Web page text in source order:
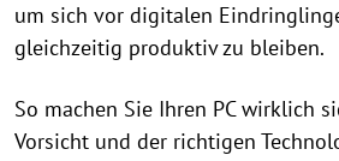
um sich vor digitalen
gleichzeitig produktiv zu bleiben.
So machen Sie Ihren PC wirklich
Vorsicht und der richtigen